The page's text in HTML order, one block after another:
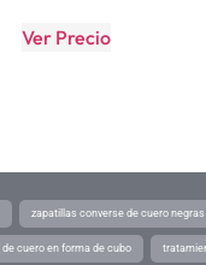
Ver Precio
zapatillas converse de cuero negras
de cuero en forma de cubo